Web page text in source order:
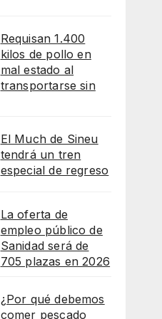
Requisan 1.400
kilos de pollo en
mal estado al
transportarse sin
El Much de Sineu
tendrá un tren
especial de regreso
La oferta de
empleo público de
Sanidad será de
705 plazas en 2026
¿Por qué debemos
comer pescado